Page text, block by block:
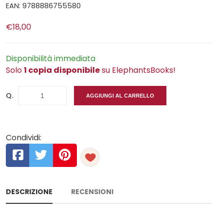
EAN: 9788886755580
€18,00
Disponibilità immediata
Solo1 copia disponibilesu ElephantsBooks!
Q. AGGIUNGI AL CARRELLO
Condividi:
DESCRIZIONE RECENSIONI